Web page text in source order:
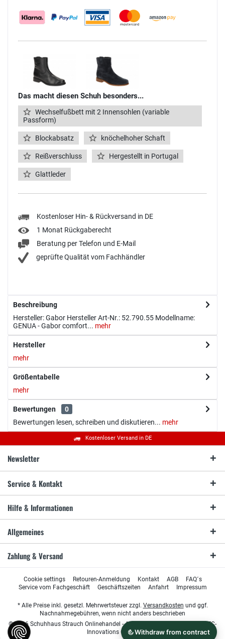
Das macht diesen Schuh besonders...
Wechselfußbett mit 2 Innensohlen (variable
Passform)
Blockabsatz knöchelhoher Schaft
Reißverschluss Hergestellt in Portugal
Glattleder
Kostenloser Hin- & Rückversand in DE
1 Monat Rückgaberecht
Beratung per Telefon und E-Mail
geprüfte Qualität vom Fachhändler
Beschreibung
Hersteller: Gabor Hersteller Art-Nr.: 52.790.55 Modellname:
GENUA - Gabor comfort... mehr
Hersteller
mehr
Größentabelle
mehr
Bewertungen
0
Bewertungen lesen, schreiben und diskutieren... mehr
Kostenloser Versand in DE
Newsletter
Service & Kontakt
Hilfe & Informationen
Allgemeines
Zahlung & Versand
Cookie settings Retouren-Anmeldung Kontakt AGB
FAQ´s
Service vom Fachgeschäft
Geschäftszeiten Anfahrt Impressum
* Alle Preise inkl. gesetzl. Mehrwertsteuer zzgl. Versandkosten und ggf.
Nachnahmegebühren, wenn nicht anders beschrieben
© 2026 Schuhhaus Strauch Onlinehandel - All Rights Reserved. Design by
TC-
Innovations GmbH